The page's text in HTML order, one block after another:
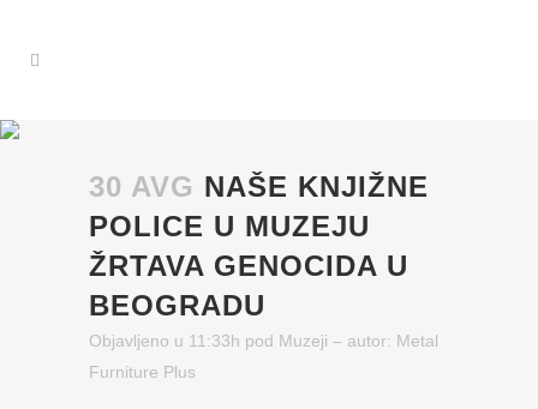
30 AVG NAŠE KNJIŽNE
POLICE U MUZEJU
ŽRTAVA GENOCIDA U
BEOGRADU
Objavljeno u 11:33h pod Muzeji – autor: Metal
Furniture Plus